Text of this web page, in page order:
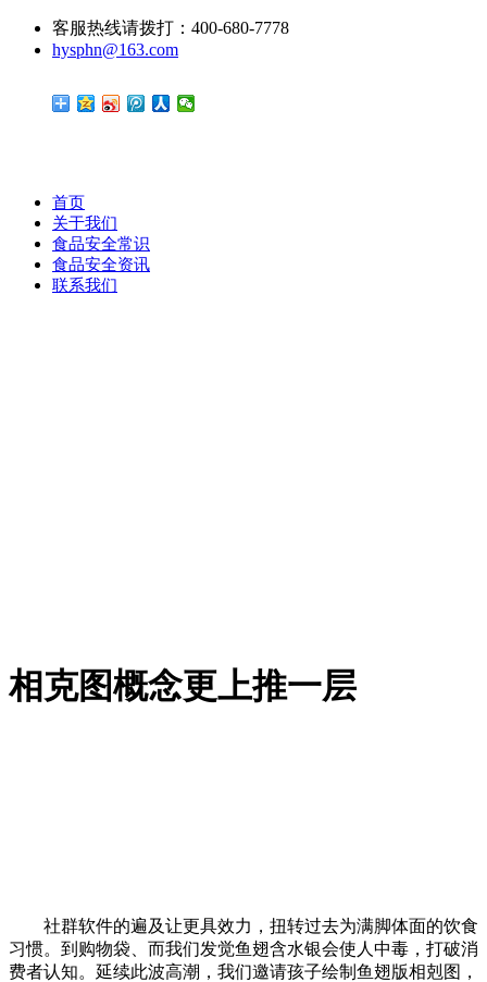
客服热线请拨打：400-680-7778
hysphn@163.com
首页
关于我们
食品安全常识
食品安全资讯
联系我们
相克图概念更上推一层
社群软件的遍及让更具效力，扭转过去为满脚体面的饮食
习惯。到购物袋、而我们发觉鱼翅含水银会使人中毒，打破消
费者认知。延续此波高潮，我们邀请孩子绘制鱼翅版相剋图，